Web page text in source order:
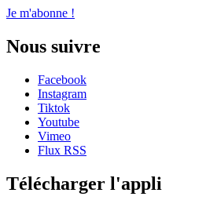
Je m'abonne !
Nous suivre
Facebook
Instagram
Tiktok
Youtube
Vimeo
Flux RSS
Télécharger l'appli